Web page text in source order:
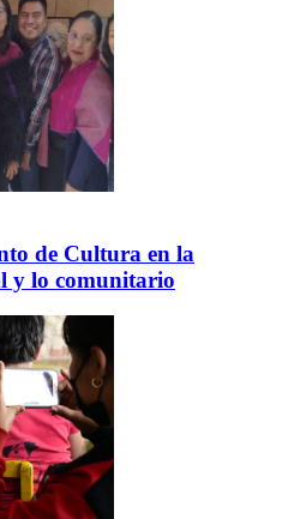
de Cultura en la
y lo comunitario